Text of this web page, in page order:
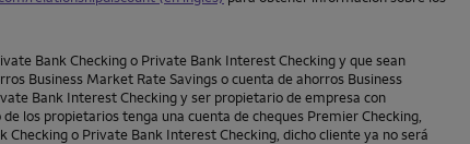
Bank Checkingo Private Bank Interest Checkingy que sean
Business Market Rate Savings o cuenta de ahorros Business
Bank Interest Checkingy ser propietario de empresa con
los propietarios tenga una cuenta de cheques Premier Checking
Checkingo Private Bank Interest Checking , dicho cliente ya no será